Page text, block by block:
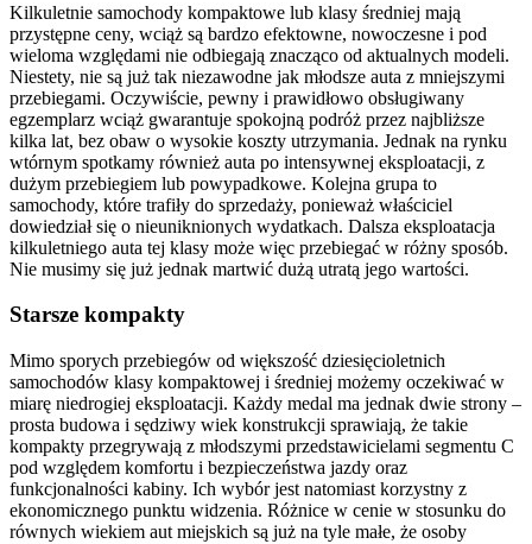
Kilkuletnie samochody kompaktowe lub klasy średniej mają
przystępne ceny, wciąż są bardzo efektowne, nowoczesne i pod
wieloma względami nie odbiegają znacząco od aktualnych modeli.
Niestety, nie są już tak niezawodne jak młodsze auta z mniejszymi
przebiegami. Oczywiście, pewny i prawidłowo obsługiwany
egzemplarz wciąż gwarantuje spokojną podróż przez najbliższe
kilka lat, bez obaw o wysokie koszty utrzymania. Jednak na rynku
wtórnym spotkamy również auta po intensywnej eksploatacji, z
dużym przebiegiem lub powypadkowe. Kolejna grupa to
samochody, które trafiły do sprzedaży, ponieważ właściciel
dowiedział się o nieuniknionych wydatkach. Dalsza eksploatacja
kilkuletniego auta tej klasy może więc przebiegać w różny sposób.
Nie musimy się już jednak martwić dużą utratą jego wartości.
Starsze kompakty
Mimo sporych przebiegów od większość dziesięcioletnich
samochodów klasy kompaktowej i średniej możemy oczekiwać w
miarę niedrogiej eksploatacji. Każdy medal ma jednak dwie strony –
prosta budowa i sędziwy wiek konstrukcji sprawiają, że takie
kompakty przegrywają z młodszymi przedstawicielami segmentu C
pod względem komfortu i bezpieczeństwa jazdy oraz
funkcjonalności kabiny. Ich wybór jest natomiast korzystny z
ekonomicznego punktu widzenia. Różnice w cenie w stosunku do
równych wiekiem aut miejskich są już na tyle małe, że osoby